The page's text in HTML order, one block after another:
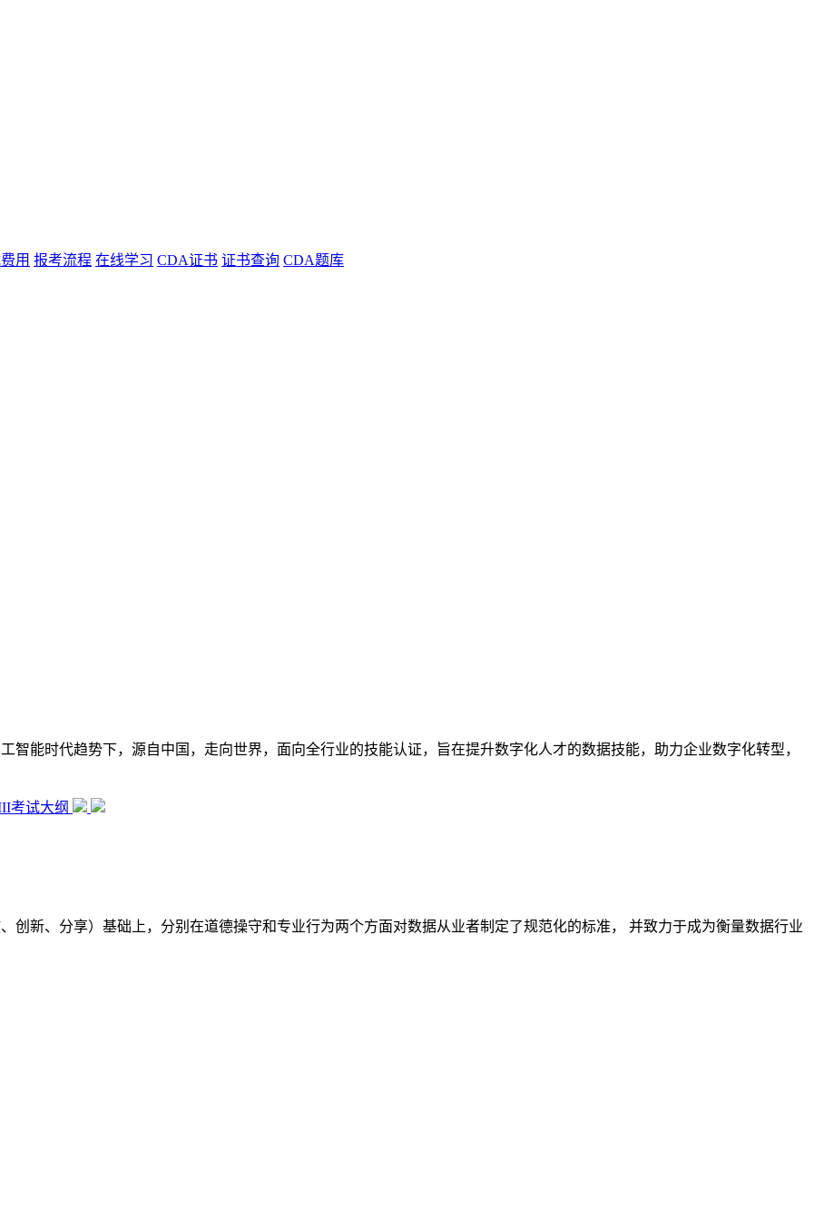
用 报考流程 在线学习 CDA证书 证书查询 CDA题库
智能时代趋势下，源自中国，走向世界，面向全行业的技能认证，旨在提升数字化人才的数据技能，助力企业数字化转型，
考试大纲
创新、分享）基础上，分别在道德操守和专业行为两个方面对数据从业者制定了规范化的标准， 并致力于成为衡量数据行业